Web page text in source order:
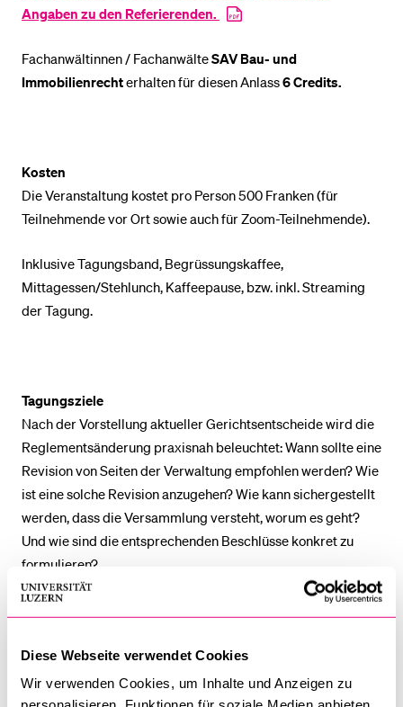
Diese Webseite verwendet Cookies
Wir verwenden Cookies, um Inhalte und Anzeigen zu
Angaben zu den Referierenden.
Fachanwältinnen / FachanwälteSAV Bau- und
Immobilienrechterhalten für diesen Anlass6 Credits.
Kosten
Die Veranstaltung kostet pro Person 500 Franken (für
Teilnehmende vor Ort sowie auch für Zoom-Teilnehmende).
Inklusive Tagungsband, Begrüssungskaffee,
Mittagessen/Stehlunch, Kaffeepause, bzw. inkl. Streaming
der Tagung.
Tagungsziele
Nach der Vorstellung aktueller Gerichtsentscheide wird die
Reglementsänderung praxisnah beleuchtet: Wann sollte eine
Revision von Seiten der Verwaltung empfohlen werden? Wie
ist eine solche Revision anzugehen? Wie kann sichergestellt
werden, dass die Versammlung versteht, worum es geht?
Und wie sind die entsprechenden Beschlüsse konkret zu
formulieren?
Anschliessend diskutieren zwei Praktikerinnen und zwei
Anfechtungsklage.
Das Thema Airbnb wird im Stockwerkeigentum zunehmend
Bibliothek
Menuplan Mensa